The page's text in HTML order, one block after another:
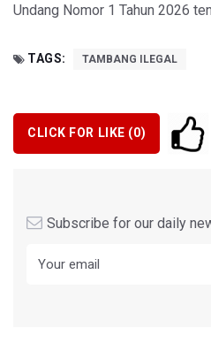
Undang Nomor 1 Tahun 2026
TAGS: TAMBANG ILEGAL
CLICK FOR LIKE (0)
Subscribe for our daily